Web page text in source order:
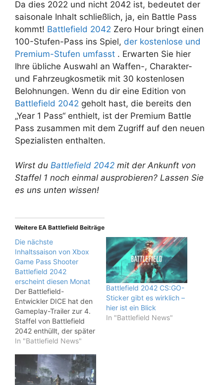
Da dies 2022 und nicht 2042 ist, bedeutet der
saisonale Inhalt schließlich, ja, ein Battle Pass
kommt! Battlefield 2042 Zero Hour bringt einen
100-Stufen-Pass ins Spiel, der kostenlose und
Premium-Stufen umfasst . Erwarten Sie hier
Ihre übliche Auswahl an Waffen-, Charakter-
und Fahrzeugkosmetik mit 30 kostenlosen
Belohnungen. Wenn du dir eine Edition von
Battlefield 2042 geholt hast, die bereits den
„Year 1 Pass“ enthielt, ist der Premium Battle
Pass zusammen mit dem Zugriff auf den neuen
Spezialisten enthalten.
Wirst du Battlefield 2042 mit der Ankunft von
Staffel 1 noch einmal ausprobieren? Lassen Sie
es uns unten wissen!
Weitere EA Battlefield Beiträge
Die nächste
Inhaltssaison von Xbox
Game Pass Shooter
Battlefield 2042
erscheint diesen Monat
Der Battlefield-
Entwickler DICE hat den
Gameplay-Trailer zur 4.
Staffel von Battlefield
2042 enthüllt, der später
in diesem Monat eine
Spezialisten, Gadgets
und mehr für den Xbox
Game Pass bringt.
In "Battlefield News"
Battlefield 2042 CS:GO-
Sticker gibt es wirklich –
hier ist ein Blick
In "Battlefield News"